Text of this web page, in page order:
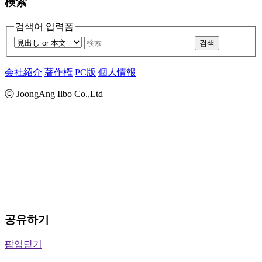
검색어 입력폼
검색
会社紹介 著作権 PC版 個人情報
ⓒ JoongAng Ilbo Co.,Ltd
공유하기
팝업닫기